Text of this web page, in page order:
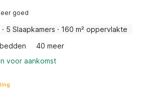
goed
· 5 Slaapkamers · 160 m² oppervlakte
40 meer
voor aankomst